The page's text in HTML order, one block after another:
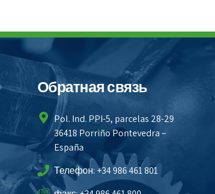
Обратная связь
Pol. Ind. PPI-5, parcelas 28-29
36418 Porriño Pontevedra –
España
Телефон: +34 986 461 801